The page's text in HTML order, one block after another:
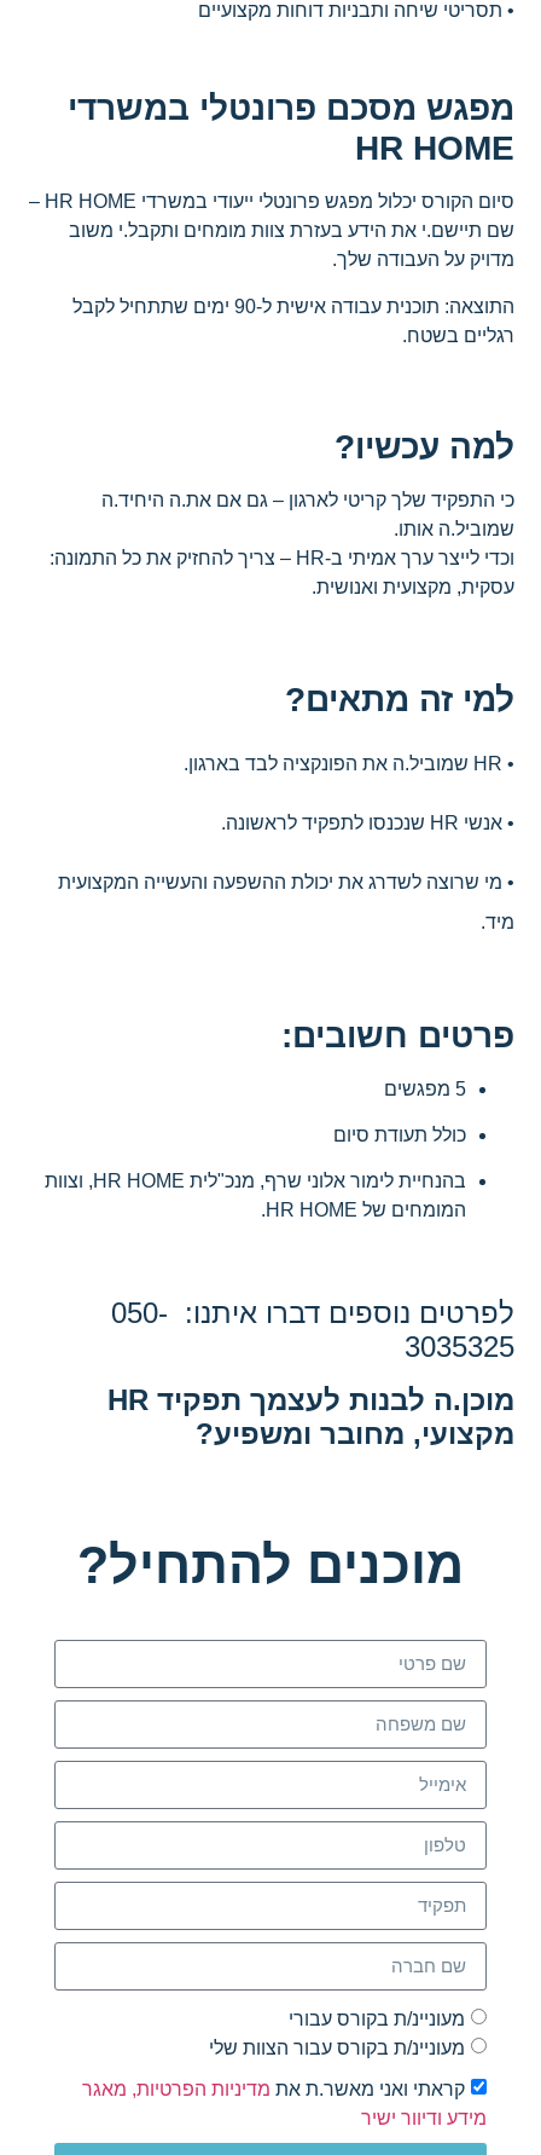
• תסריטי שיחה ותבניות דוחות מקצועיים
מפגש מסכם פרונטלי במשרדי
HR HOME
סיום הקורס יכלול מפגש פרונטלי ייעודי במשרדי HR HOME –
שם תיישם.י את הידע בעזרת צוות מומחים ותקבל.י משוב
מדויק על העבודה שלך.
התוצאה: תוכנית עבודה אישית ל-90 ימים שתתחיל לקבל
רגליים בשטח.
למה עכשיו?
כי התפקיד שלך קריטי לארגון – גם אם את.ה היחיד.ה
שמוביל.ה אותו.
וכדי לייצר ערך אמיתי ב-HR – צריך להחזיק את כל התמונה:
עסקית, מקצועית ואנושית.
למי זה מתאים?
• HR שמוביל.ה את הפונקציה לבד בארגון.
• אנשי HR שנכנסו לתפקיד לראשונה.
• מי שרוצה לשדרג את יכולת ההשפעה והעשייה המקצועית
מיד.
פרטים חשובים:
5 מפגשים
כולל תעודת סיום
בהנחיית לימור אלוני שרף, מנכ"לית HR HOME, וצוות
המומחים של HR HOME.
לפרטים נוספים דברו איתנו: 050-
3035325
מוכן.ה לבנות לעצמך תפקיד HR
מקצועי, מחובר ומשפיע?
מוכנים להתחיל?
מעוניינ/ת בקורס עבורי
מעוניינ/ת בקורס עבור הצוות שלי
קראתי ואני מאשר.ת את מדיניות הפרטיות, מאגר
מידע ודיוור ישיר